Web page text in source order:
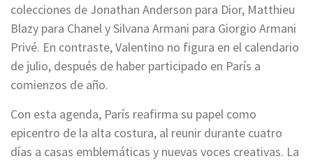
colecciones de Jonathan Anderson para Dior, Matthieu
Blazy para Chanel y Silvana Armani para Giorgio Armani
Privé. En contraste, Valentino no figura en el calendario
de julio, después de haber participado en París a
comienzos de año.
Con esta agenda, París reafirma su papel como
epicentro de la alta costura, al reunir durante cuatro
días a casas emblemáticas y nuevas voces creativas. La